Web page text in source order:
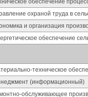
обеспечение
охраной труда в
и организация
обеспечение
техническое
(информационный)
обслуживающее